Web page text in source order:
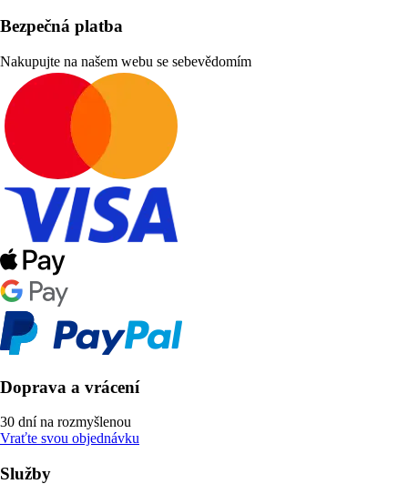
Bezpečná platba
Nakupujte na našem webu se sebevědomím
Doprava a vrácení
30 dní na rozmyšlenou
Vraťte svou objednávku
Služby